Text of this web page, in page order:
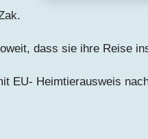
dass sie ihre Reise
EU- Heimtierausweis